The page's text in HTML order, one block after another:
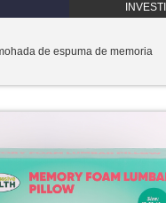
de espuma de memoria